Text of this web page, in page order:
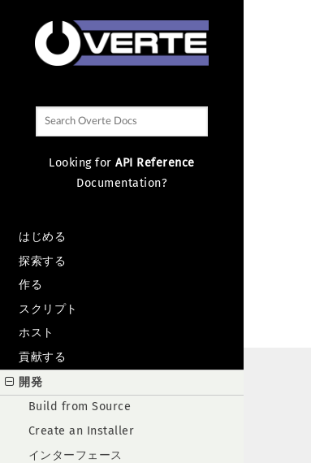
Looking forAPI Reference
Documentation?
はじめる
探索する
作る
スクリプト
ホスト
貢献する
開発
Build from Source
Create an Installer
インターフェース